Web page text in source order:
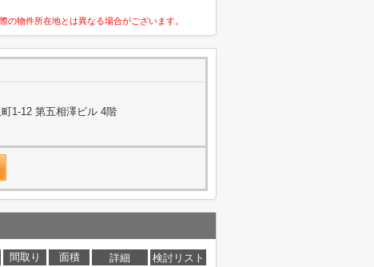
物件所在地とは異なる場合がございます。
1-12 第五相澤ビル 4階
間取り 面積 詳細 検討リスト